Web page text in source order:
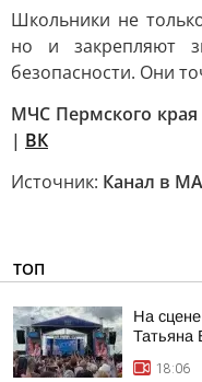
Школьники не
но и закрепляют
безопасности. Они
МЧС Пермского края
| ВК
Источник: Канал в
ТОП
На
Татьяна
18:06